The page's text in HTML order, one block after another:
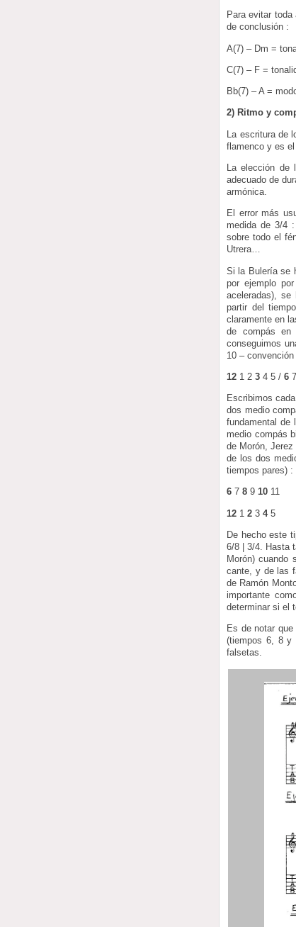
Para evitar
de conclusión :
A(7) – Dm =
C(7) – F =
Bb(7) – A =
2) Ritmo y
La escritura
flamenco y es el
La elección de
adecuado de
armónica.
El error más
medida de 3/4
sobre todo el
Utrera…
Si la Bulería se
por ejemplo
aceleradas), se
partir del
claramente en
de compás en
conseguimos
10 –
12 1 23 4 5 /6
Escribimos
dos medio
fundamental de
medio compás
de Morón,
de los dos
tiempos pares) :
6 78 910 11
12 12 345
De hecho este
6/8 | 3/4. Hasta
Morón) cuando
cante, y de las
de Ramón
importante
determinar si el
Es de notar
(tiempos 6, 8 y
falsetas.